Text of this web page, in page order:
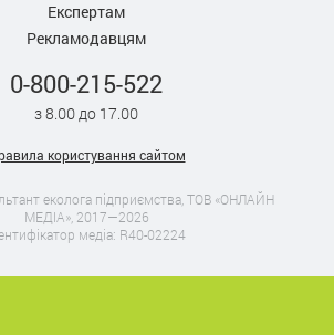
Експертам
Рекламодавцям
0-800-215-522
з 8.00 до 17.00
користування сайтом
еколога підприємства, ТОВ «ОНЛАЙН
МЕДІА», 2017—2026
медіа: R40-02224